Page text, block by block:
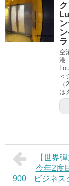
空
港
＜
は
【世界
今年2度
900 ビジネス